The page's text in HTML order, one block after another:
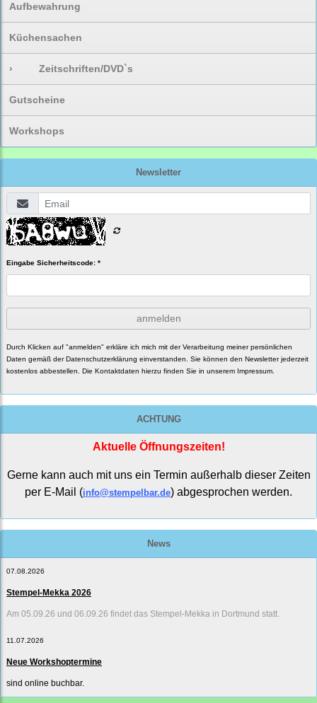
Aufbewahrung
Küchensachen
› Zeitschriften/DVD`s
Gutscheine
Workshops
Newsletter
Eingabe Sicherheitscode: *
anmelden
Durch Klicken auf "anmelden" erkläre ich mich mit der Verarbeitung meiner persönlichen
Daten gemäß der Datenschutzerklärung einverstanden. Sie können den Newsletter jederzeit
kostenlos abbestellen. Die Kontaktdaten hierzu finden Sie in unserem Impressum.
ACHTUNG
Aktuelle Öffnungszeiten!
Gerne kann auch mit uns ein Termin außerhalb dieser Zeiten
per E-Mail (info@stempelbar.de) abgesprochen werden.
News
07.08.2026
Stempel-Mekka 2026
Am 05.09.26 und 06.09.26 findet das Stempel-Mekka in Dortmund statt.
11.07.2026
Neue Workshoptermine
sind online buchbar.